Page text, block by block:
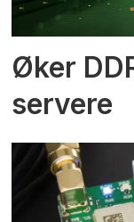
Øker
servere